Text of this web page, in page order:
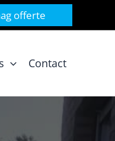
offerte
Contact